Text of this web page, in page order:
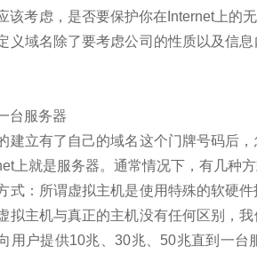
该考虑，是否要保护你在Internet上的
义域名除了要考虑公司的性质以及信
台服务器
建立有了自己的域名这个门牌号码后
上就是服务器。通常情况下，有几种方
式：所谓虚拟主机是使用特殊的软硬
拟主机与真正的主机没有任何区别，
用户提供10兆、30兆、50兆直到一